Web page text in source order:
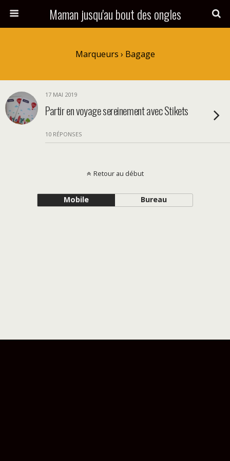
Maman jusqu'au bout des ongles
Marqueurs › Bagage
17 MAI 2019
Partir en voyage sereinement avec Stikets
10 RÉPONSES
Retour au début
Mobile Bureau